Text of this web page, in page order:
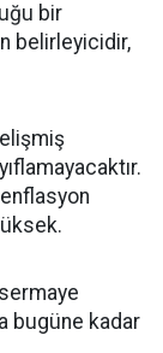
bir
belirleyicidir,
bugüne kadar